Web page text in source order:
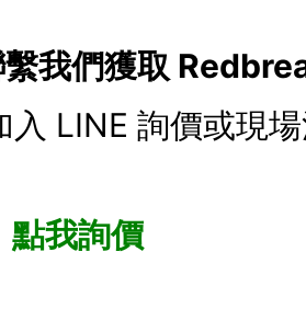
我們獲取
入 LINE 詢價或現
點我詢價